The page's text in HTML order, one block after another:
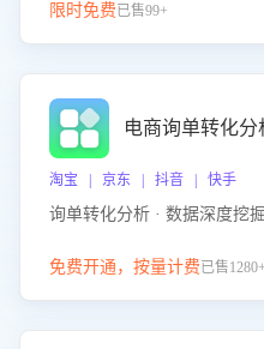
限时免费已售99+
电商询单转化
淘宝 | 京东 | 抖音 | 快手
询单转化分析 · 数据深度挖
免费开通，按量计费已售1280+